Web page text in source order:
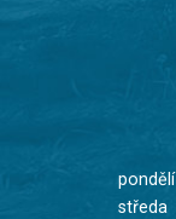
pondělí
středa